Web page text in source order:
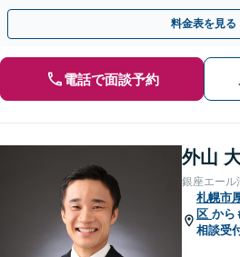
ルチェックも対応。【初回相談無料】
料金表を見る
電話で面談予約
外山
銀座エール
札幌市
区 から
相談受